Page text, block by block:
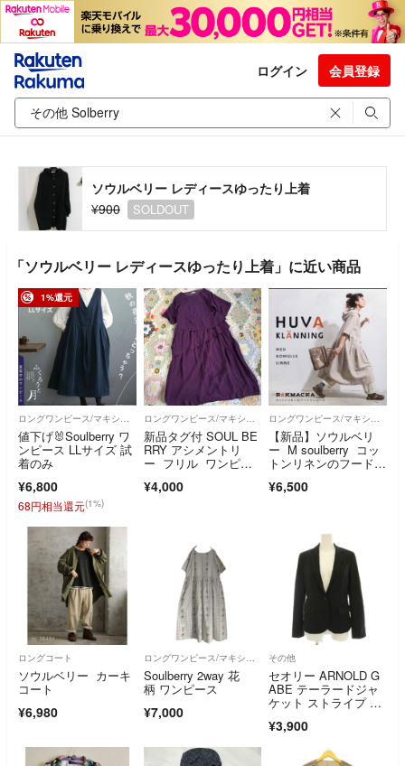
ログイン 会員登録
ソウルベリー レディースゆったり上着
¥900
SOLDOUT
「ソウルベリー レディースゆったり上着」に近い商品
1%還元
ロングワンピース/マキシワンピース
値下げ🐰Soulberry ワ
ンピース LLサイズ 試
着のみ
¥6,800
68円相当還元(1%)
ロングワンピース/マキシワンピース
新品タグ付 SOUL BE
RRY アシメントリ
ー フリル ワンピー
¥4,000
ロングワンピース/マキシワンピース
【新品】ソウルベリ
ー M soulberry コッ
トンリネンのフードワ
¥6,500
ロングコート
ソウルベリー カーキ
コート
¥6,980
ロングワンピース/マキシワンピース
Soulberry 2way 花
柄 ワンピース
¥7,000
その他
セオリー ARNOLD G
ABE テーラードジャ
ケット ストライプ ア
¥3,900